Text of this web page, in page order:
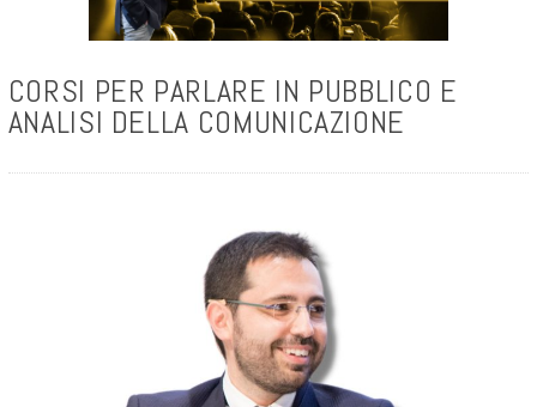
CORSI PER PARLARE IN PUBBLICO E
ANALISI DELLA COMUNICAZIONE